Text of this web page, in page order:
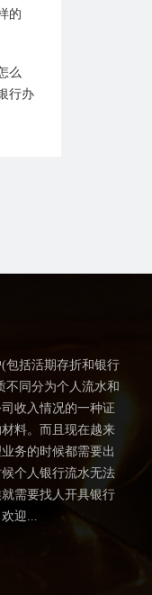
的
么
行办
包括活期存折和银行
不同分为个人流水和
收入情况的一种证
料。而且现在越来
务的时候都需要出
个人银行流水无法
需要找人开具银行
迎...